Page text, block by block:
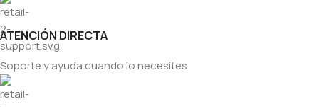
ATENCIÓN DIRECTA
Soporte y ayuda cuando lo necesites